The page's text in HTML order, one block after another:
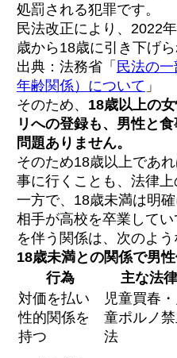
処罰される犯罪です。
民法改正により、2022
歳から18歳に引き下げら
出典：法務省「 民法の
年齢関係）について 」
そのため、 18歳以上の
リへの登録も、男性と
問題ありません。
そのため18歳以上であ
事に行くことも、法律上
一方で、18歳未満は明
相手が高校を卒業して
を伴う関係は、次のよう
18歳未満との関係で男
行為
主な法
対価を払い
性的関係を
持つ
児童買春
童ポルノ
法